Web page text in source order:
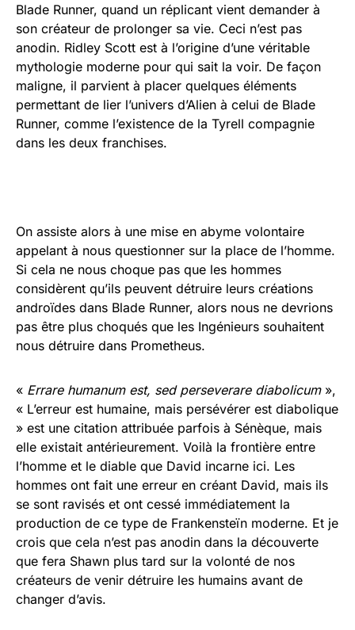
Blade Runner, quand un réplicant vient demander à
son créateur de prolonger sa vie. Ceci n’est pas
anodin. Ridley Scott est à l’origine d’une véritable
mythologie moderne pour qui sait la voir. De façon
maligne, il parvient à placer quelques éléments
permettant de lier l’univers d’Alien à celui de Blade
Runner, comme l’existence de la Tyrell compagnie
dans les deux franchises.
On assiste alors à une mise en abyme volontaire
appelant à nous questionner sur la place de l’homme.
Si cela ne nous choque pas que les hommes
considèrent qu’ils peuvent détruire leurs créations
androïdes dans Blade Runner, alors nous ne devrions
pas être plus choqués que les Ingénieurs souhaitent
nous détruire dans Prometheus.
« Errare humanum est, sed perseverare diabolicum»,
« L’erreur est humaine, mais persévérer est diabolique
» est une citation attribuée parfois à Sénèque, mais
elle existait antérieurement. Voilà la frontière entre
l’homme et le diable que David incarne ici. Les
hommes ont fait une erreur en créant David, mais ils
se sont ravisés et ont cessé immédiatement la
production de ce type de Frankensteïn moderne. Et je
crois que cela n’est pas anodin dans la découverte
que fera Shawn plus tard sur la volonté de nos
créateurs de venir détruire les humains avant de
changer d’avis.